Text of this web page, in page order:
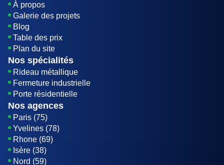
À propos
Galerie des projets
Blog
Table des prix
Plan du site
Nos spécialités
Rideau métallique
Fermeture industrielle
Porte résidentielle
Nos agences
Paris (75)
Yvelines (78)
Rhone (69)
Isère (38)
Nord (59)